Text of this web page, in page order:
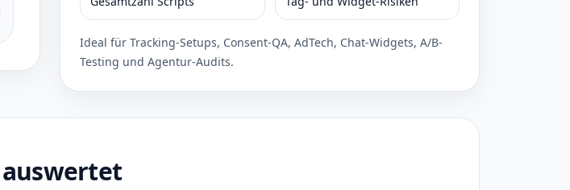
Ideal für Tracking-Setups, Consent-QA, AdTech, Chat-Widgets, A/B-
Testing und Agentur-Audits.
auswertet